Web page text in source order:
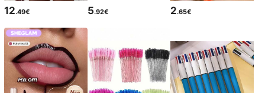
12.49€ 5.92€ 2.65€